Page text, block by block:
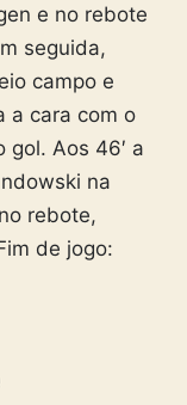
e no rebote
seguida,
campo e
a cara com o
gol. Aos 46′ a
na
rebote,
de jogo: